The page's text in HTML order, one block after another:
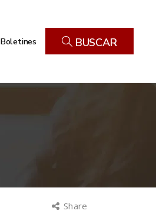
Boletines BUSCAR
Share